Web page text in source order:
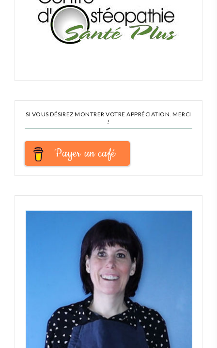
SI VOUS DÉSIREZ MONTRER VOTRE APPRÉCIATION. MERCI
!
Payer un café